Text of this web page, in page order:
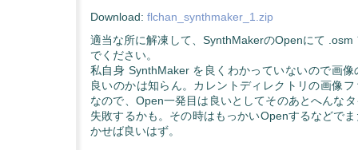
Download: flchan_synthmaker_1.zip
適当な所に解凍して、SynthMakerのOpenにて .osm
でください。
私自身 SynthMaker を良くわかっていないので画
良いのかは知らん。カレントディレクトリの画像
なので、Open一発目は良いとしてそのあとへんな
失敗するかも。その時はもっかいOpenするなどで
かせば良いはず。